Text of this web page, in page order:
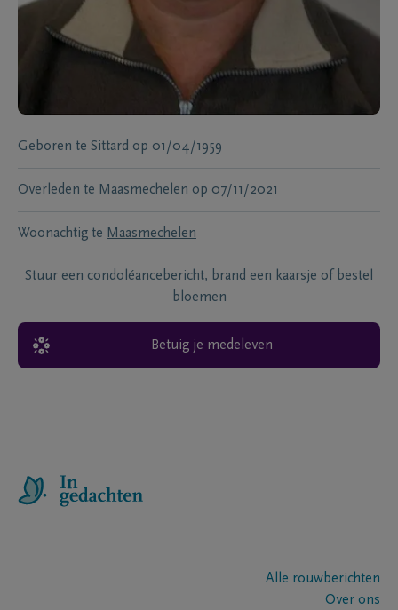
Geboren te Sittard op 01/04/1959
Overleden te Maasmechelen op 07/11/2021
Woonachtig te Maasmechelen
Stuur een condoléancebericht, brand een kaarsje of bestel
bloemen
Betuig je medeleven
Alle rouwberichten
Over ons